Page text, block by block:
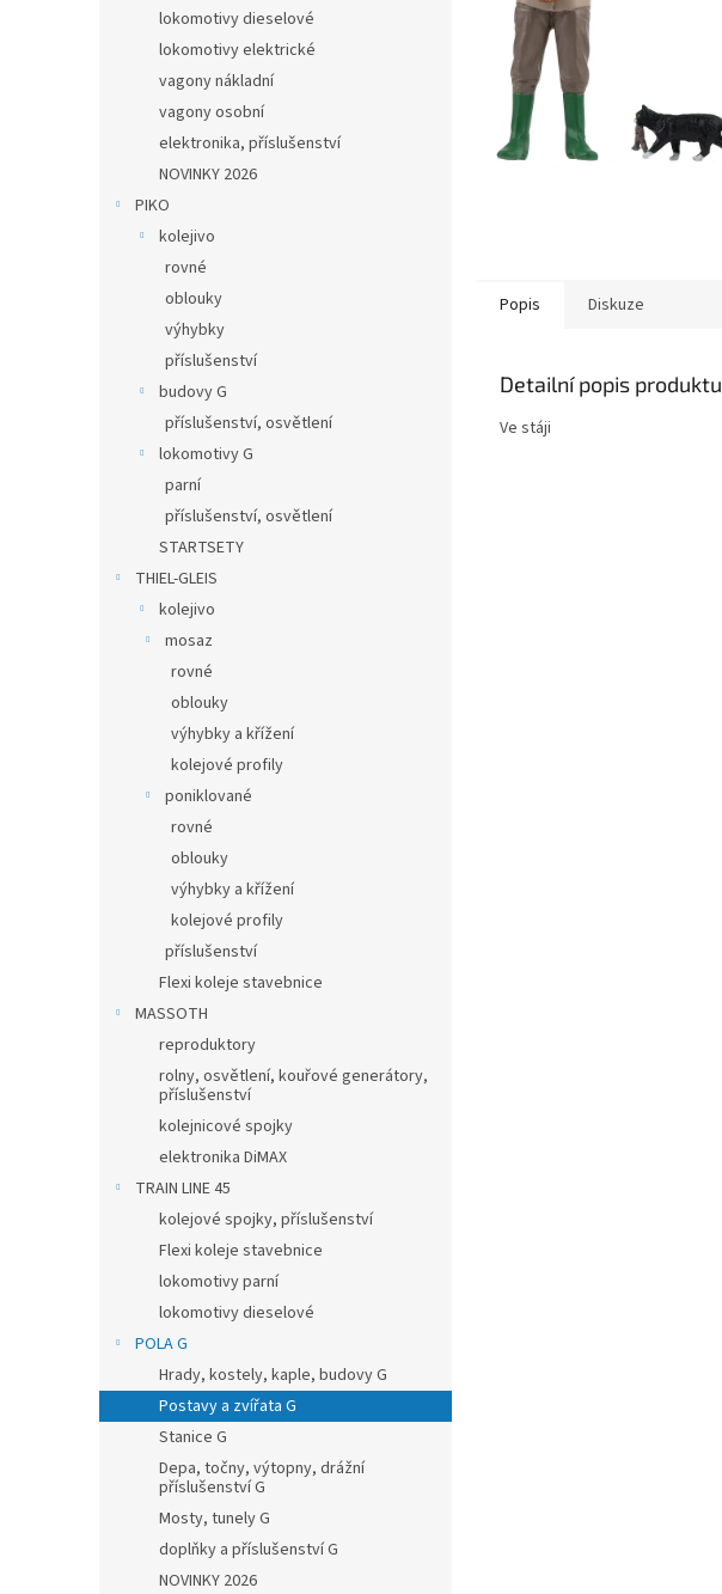
lokomotivy dieselové
lokomotivy elektrické
vagony nákladní
vagony osobní
elektronika, příslušenství
NOVINKY 2026
PIKO
kolejivo
rovné
oblouky
výhybky
příslušenství
budovy G
příslušenství, osvětlení
lokomotivy G
parní
příslušenství, osvětlení
STARTSETY
THIEL-GLEIS
kolejivo
mosaz
rovné
oblouky
výhybky a křížení
kolejové profily
poniklované
rovné
oblouky
výhybky a křížení
kolejové profily
příslušenství
Flexi koleje stavebnice
MASSOTH
reproduktory
rolny, osvětlení, kouřové generátory,
příslušenství
kolejnicové spojky
elektronika DiMAX
TRAIN LINE 45
kolejové spojky, příslušenství
Flexi koleje stavebnice
lokomotivy parní
lokomotivy dieselové
POLA G
Hrady, kostely, kaple, budovy G
Postavy a zvířata G
Stanice G
Depa, točny, výtopny, drážní
příslušenství G
Mosty, tunely G
doplňky a příslušenství G
NOVINKY 2026
Popis Diskuze
Detailní popis produktu
Ve stáji